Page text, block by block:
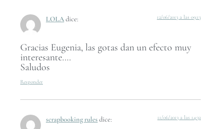
LOLAdice: 12/06/2013 a las 09:13
Gracias Eugenia, las gotas dan un efecto muy
interesante….
Saludos
Responder
scrapbooking rulesdice: 11/06/2013 a las 14:32